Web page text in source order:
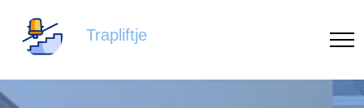
Trapliftje